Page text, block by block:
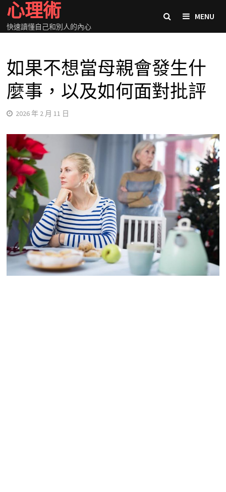
Skip
content
心理術
快速讀懂自己和別人的內心
MENU
如果不想當母親會發生什
麼事，以及如何面對批評
2026 年 2 月 11 日